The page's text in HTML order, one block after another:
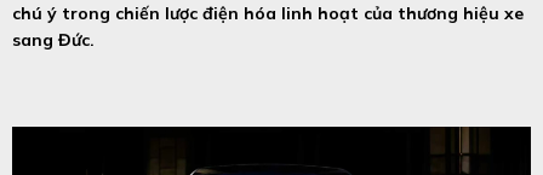
chú ý trong chiến lược điện hóa linh hoạt của thương hiệu xe
sang Đức.